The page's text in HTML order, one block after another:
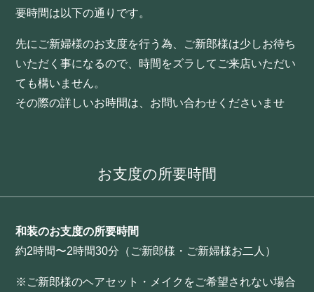
要時間は以下の通りです。
先にご新婦様のお支度を行う為、ご新郎様は少しお待ち
いただく事になるので、時間をズラしてご来店いただい
ても構いません。
その際の詳しいお時間は、お問い合わせくださいませ
お支度の所要時間
和装のお支度の所要時間
約2時間〜2時間30分（ご新郎様・ご新婦様お二人）
※ご新郎様のヘアセット・メイクをご希望されない場合